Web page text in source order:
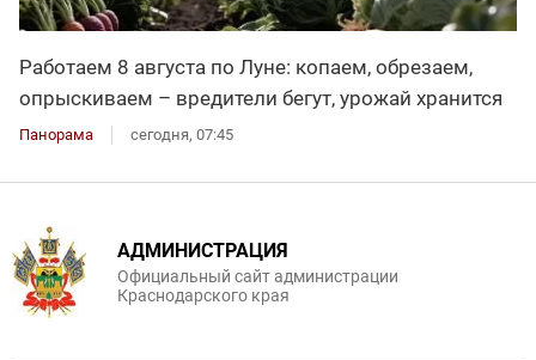
Работаем 8 августа по Луне: копаем, обрезаем,
опрыскиваем – вредители бегут, урожай хранится
Панорама сегодня, 07:45
АДМИНИСТРАЦИЯ
Официальный сайт администрации
Краснодарского края